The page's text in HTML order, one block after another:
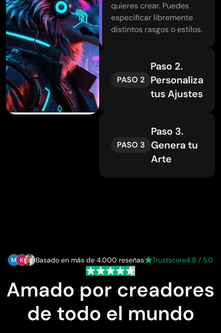
quieres crear. Puedes
especificar libremente
distintos rasgos o estilos.
PASO 2
Paso 2.
Personaliza
tus Ajustes
PASO 3
Paso 3.
Genera tu
Arte
Basado en más de 4.000 reseñas Trustscore4.8 / 5.0
Amado por creadores
de todo el mundo